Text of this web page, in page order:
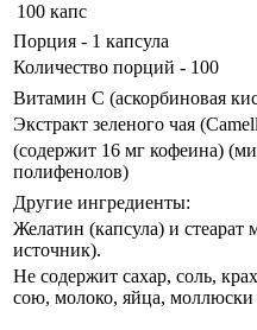
100 капс
Порция - 1 капсула
Количество порций - 100
Витамин С (аскорбиновая
Экстракт зеленого чая
(содержит 16 мг кофеина)
полифенолов)
Другие ингредиенты:
Желатин (капсула) и стеарат
источник).
Не содержит сахар, соль,
сою, молоко, яйца, моллюски